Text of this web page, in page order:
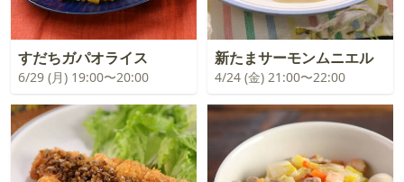
すだちガパオライス
6/29 (月) 19:00〜20:00
新たまサーモンムニエル
4/24 (金) 21:00〜22:00